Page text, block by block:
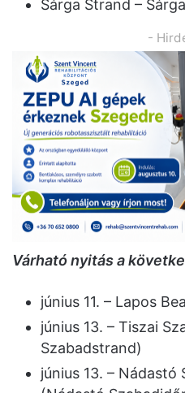
Sárga Strand –
-
Várható nyitás a
június 11. – Lapos
június 13. – Tiszai
Szabadstrand)
június 13. – Nádastó